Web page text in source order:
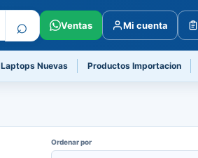
⌕ Ventas Mi cuenta
Laptops Nuevas Productos Importacion
Ordenar por